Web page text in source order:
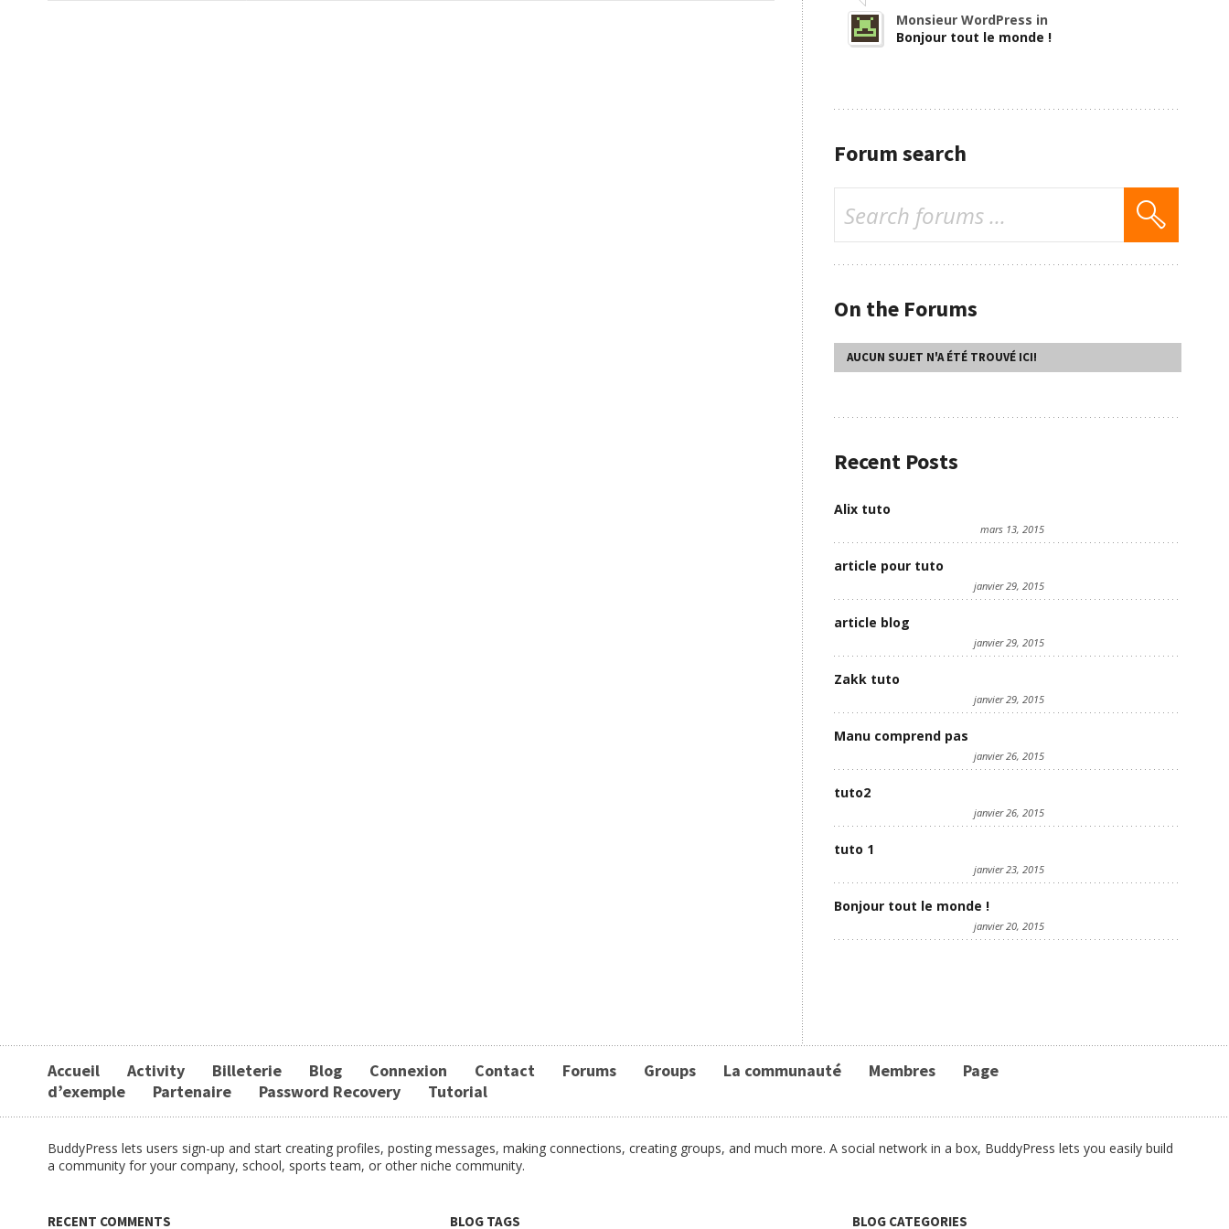
Monsieur WordPress in
Bonjour tout le monde !
Forum search
On the Forums
AUCUN SUJET N'A ÉTÉ TROUVÉ ICI!
Recent Posts
Alix tuto
mars 13, 2015
article pour tuto
janvier 29, 2015
article blog
janvier 29, 2015
Zakk tuto
janvier 29, 2015
Manu comprend pas
janvier 26, 2015
tuto2
janvier 26, 2015
tuto 1
janvier 23, 2015
Bonjour tout le monde !
janvier 20, 2015
Accueil Activity Billeterie Blog Connexion Contact Forums Groups La communauté Membres
Page
d’exemple
Partenaire Password Recovery Tutorial
BuddyPress lets users sign-up and start creating profiles, posting messages, making connections, creating groups, and much more. A social network in a box, BuddyPress lets you easily build
a community for your company, school, sports team, or other niche community.
RECENT COMMENTS BLOG TAGS BLOG CATEGORIES